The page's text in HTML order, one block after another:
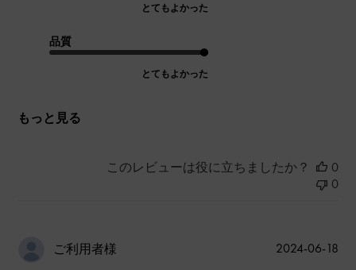
とてもよかった
品質
とてもよかった
もっと見る
このレビューは役に立ちましたか？
0
0
ご利用者様
公
2024-06-18